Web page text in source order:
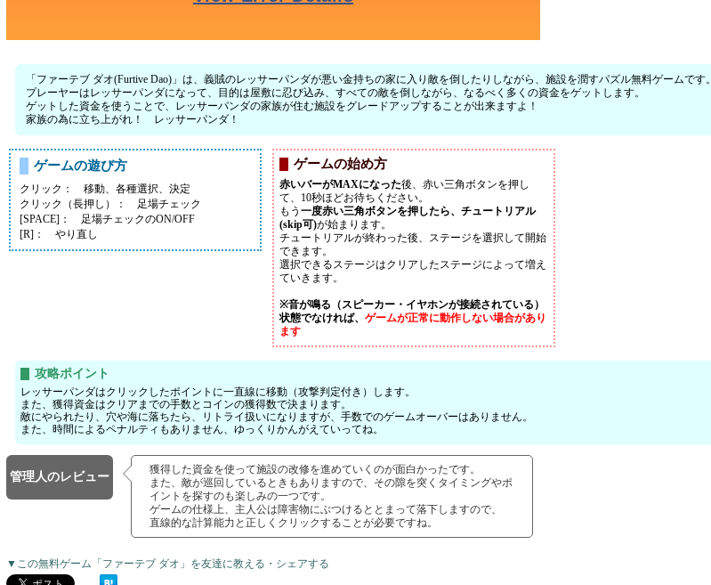
「ファーテブ ダオ(Furtive Dao)」は、義賊のレッサーパンダが悪い金持ちの家に入り敵を倒したりしながら、施設を潤すパズル無料ゲームです。
プレーヤーはレッサーパンダになって、目的は屋敷に忍び込み、すべての敵を倒しながら、なるべく多くの資金をゲットします。
ゲットした資金を使うことで、レッサーパンダの家族が住む施設をグレードアップすることが出来ますよ！
家族の為に立ち上がれ！ レッサーパンダ！
ゲームの遊び方
クリック： 移動、各種選択、決定
クリック（長押し）： 足場チェック
[SPACE]： 足場チェックのON/OFF
[R]： やり直し
ゲームの始め方
赤いバーがMAXになった後、赤い三角ボタンを押し
て、10秒ほどお待ちください。
もう 一度赤い三角ボタンを押したら、チュートリアル
(skip可)が始まります。
チュートリアルが終わった後、ステージを選択して開始
できます。
選択できるステージはクリアしたステージによって増え
ていきます。
※音が鳴る（スピーカー・イヤホンが接続されている）
状態でなければ、 ゲームが正常に動作しない場合があり
ます
攻略ポイント
レッサーパンダはクリックしたポイントに一直線に移動（攻撃判定付き）します。
また、獲得資金はクリアまでの手数とコインの獲得数で決まります。
敵にやられたり、穴や海に落ちたら、リトライ扱いになりますが、手数でのゲームオーバーはありません。
また、時間によるペナルティもありません、ゆっくりかんがえていってね。
管理人のレビュー
獲得した資金を使って施設の改修を進めていくのが面白かったです。
また、敵が巡回しているときもありますので、その隙を突くタイミングやポ
イントを探すのも楽しみの一つです。
ゲームの仕様上、主人公は障害物にぶつけるととまって落下しますので、
直線的な計算能力と正しくクリックすることが必要ですね。
▼この無料ゲーム「ファーテブ ダオ」を友達に教える・シェアする